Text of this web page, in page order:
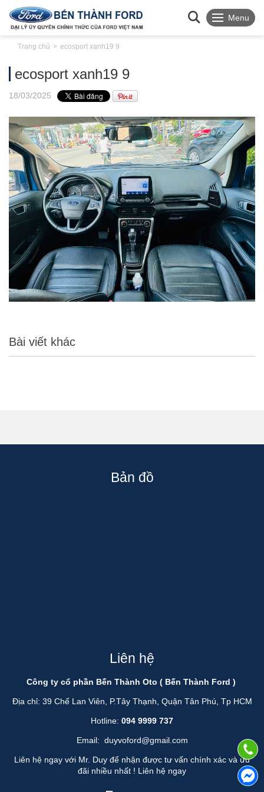
Menu
Trang chủ ecosport xanh19 9
ecosport xanh19 9
18/03/2025
Bài viết khác
Bản đồ
Liên hệ
Công ty cổ phần Bến Thành Oto ( Bến Thành Ford )
Địa chỉ: 39 Chế Lan Viên, P.Tây Thạnh, Quận Tân Phú, Tp HCM
Hotline: 094 9999 737
Email: duyvoford@gmail.com
Liên hệ ngay với Mr. Duy để nhận được tư vấn chính xác và ưu
đãi nhiều nhất ! Liên hệ ngay